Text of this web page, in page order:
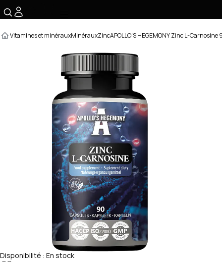
Vitamines et minérauxMinérauxZincAPOLLO'S HEGEMONY Zinc L-Carnosine
Disponibilité : En stock